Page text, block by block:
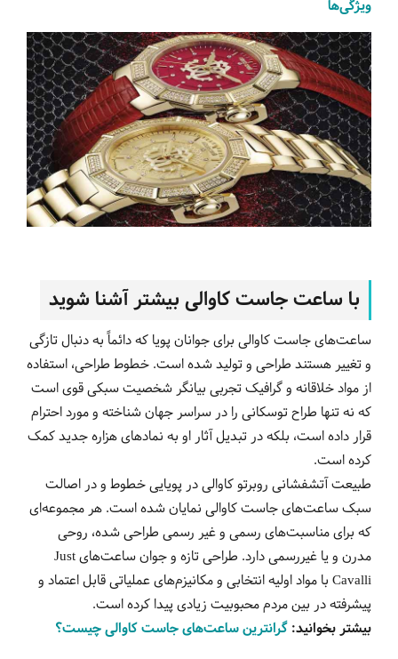
ویژگی‌ها
با ساعت جاست کاوالی بیشتر آشنا شوید
ساعت‌های جاست کاوالی برای جوانان پویا که دائماً به دنبال تازگی
و تغییر هستند طراحی و تولید شده است. خطوط طراحی، استفاده
از مواد خلاقانه و گرافیک تجربی بیانگر شخصیت سبکی قوی است
که نه تنها طراح توسکانی را در سراسر جهان شناخته و مورد احترام
قرار داده است، بلکه در تبدیل آثار او به نمادهای هزاره جدید کمک
کرده است.
طبیعت آتشفشانی روبرتو کاوالی در پویایی خطوط و در اصالت
سبک ساعت‌های جاست کاوالی نمایان شده است. هر مجموعه‌ای
که برای مناسبت‌های رسمی و غیر رسمی طراحی شده، روحی
مدرن و یا غیررسمی دارد. طراحی تازه و جوان ساعت‌هایJust
Cavalli با مواد اولیه انتخابی و مکانیزم‌های عملیاتی قابل اعتماد و
پیشرفته در بین مردم محبوبیت زیادی پیدا کرده است.
بیشتر بخوانید: گرانترین ساعت‌های جاست کاوالی چیست؟